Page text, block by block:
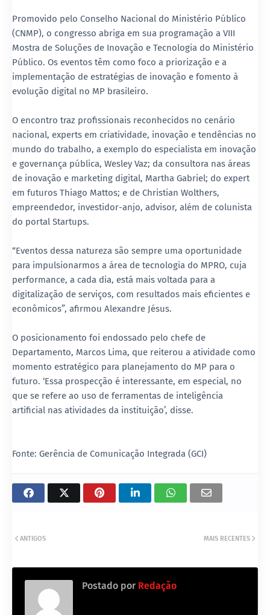
Promovido pelo Conselho Nacional do Ministério Público
(CNMP), o congresso abriga em sua programação a VIII
Mostra de Soluções de Inovação e Tecnologia do Ministério
Público. Os eventos têm como foco a priorização e a
implementação de estratégias de inovação e fomento à
evolução digital no MP brasileiro.
O encontro traz profissionais reconhecidos no cenário
nacional, experts em criatividade, inovação e tendências no
mundo do trabalho, a exemplo do especialista em inovação
e governança pública, Wesley Vaz; da consultora nas áreas
de inovação e marketing digital, Martha Gabriel; do expert
em futuros Thiago Mattos; e de Christian Wolthers,
empreendedor, investidor-anjo, advisor, além de colunista
do portal Startups.
“Eventos dessa natureza são sempre uma oportunidade
para impulsionarmos a área de tecnologia do MPRO, cuja
performance, a cada dia, está mais voltada para a
digitalização de serviços, com resultados mais eficientes e
econômicos”, afirmou Alexandre Jésus.
O posicionamento foi endossado pelo chefe de
Departamento, Marcos Lima, que reiterou a atividade como
momento estratégico para planejamento do MP para o
futuro. ‘Essa prospecção é interessante, em especial, no
que se refere ao uso de ferramentas de inteligência
artificial nas atividades da instituição’, disse.
Fonte: Gerência de Comunicação Integrada (GCI)
MAIS RECENTES
ANTIGOS
Postado por Redação